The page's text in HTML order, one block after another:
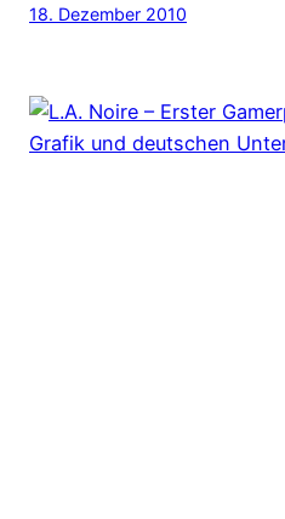
18. Dezember 2010